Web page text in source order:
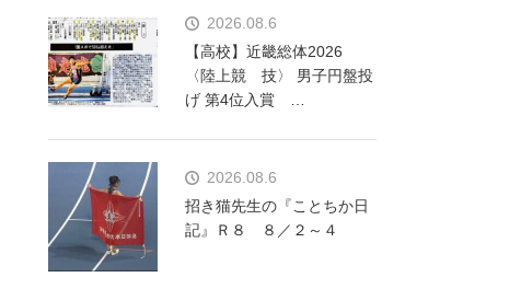
2026.08.6
【高校】近畿総体2026
〈陸上競 技〉 男子円盤投
げ 第4位入賞 …
2026.08.6
招き猫先生の『ことちか日
記』Ｒ８ ８／２～４